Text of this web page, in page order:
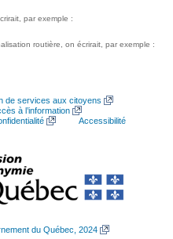
par exemple :
routière, on écrirait, par exemple :
de services aux citoyens
à l’information
Accessibilité
du Québec, 2024